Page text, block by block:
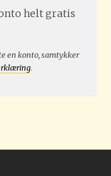
helt gratis
en konto, samtykker
.